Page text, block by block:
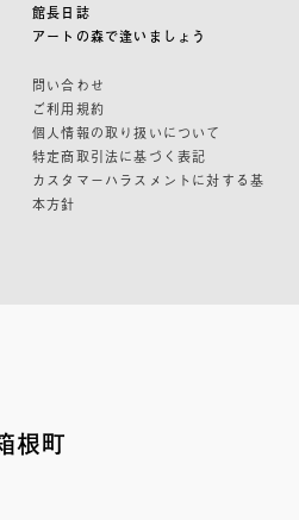
館長日誌
アートの森で逢いましょう
問い合わせ
ご利用規約
個人情報の取り扱いについて
特定商取引法に基づく表記
カスタマーハラスメントに対する基
本方針
根町